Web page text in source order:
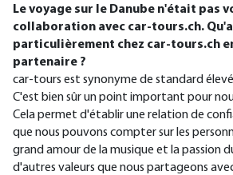
Le voyage sur le Danube n'était pas
collaboration avec car-tours.ch.
particulièrement chez car-tours.ch
partenaire ?
car-tours est synonyme de standard
C'est bien sûr un point important pour
Cela permet d'établir une relation de
que nous pouvons compter sur les
grand amour de la musique et la passion
d'autres valeurs que nous partageons